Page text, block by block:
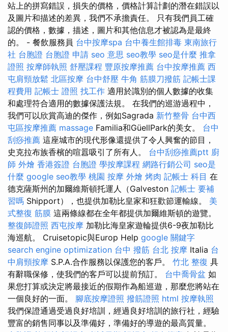
站上的拼寫錯誤，損失的價格，價格計算計劃的潛在錯誤以
及圖片和描述的差異，我們不承擔責任。 只有我們員工確
認的價格，數據，描述，圖片和其他信息才被認為是最終
的。 - 餐飲服務員 台中按摩spa 台中養生館排毒 東南旅行
社 台胞證 台胞證 申請 seo 意思 seo教學 seo是什麼 推拿
證照 按摩師執照 舒壓課程 豐原按摩推薦 台中按摩推薦 西
屯肩頸放鬆 北區按摩 台中舒壓 牛角 筋膜刀撥筋 記帳士課
程費用 記帳士 證照 找工作 適用於識別的個人數據的收集
和處理符合適用的數據保護法規。 在我們的巡游過程中，
我們可以欣賞高迪的傑作，例如Sagrada 新竹整骨 台中西
屯區按摩推薦 massage Familia和GüellPark的美女。 台中
刮痧推薦 這座城市的現代形像還提供了令人興奮的節目，
史克拉布族香檳的喧囂吸引了所有人。 台中刮痧推薦ptt 廚
師 外燴 香港簽證 台胞證 學按摩課程 網路行銷公司 seo是
什麼 google seo教學 桃園 按摩 外燴 烤肉 記帳士 科目 在
德克薩斯州的加爾維斯頓托運人（Galveston 記帳士 要補
習嗎 Shipport），也提供加勒比皇家和狂歡節運輸線。 美
式整復 筋膜 這兩條線都在全年都提供加爾維斯頓的遊覽。
整復師證照 西屯按摩 加勒比海皇家遊輪提供6-9夜加勒比
海巡航。 Cruisetopic與Europ Help google 關鍵字
search engine optimization 台中 撥筋 台北 按摩 Italia 台
中肩頸按摩 S.P.A.合作服務以保護您的客戶。 竹北 整復 具
有辭職保修，使我們的客戶可以提前預訂。 台中喬骨盆 如
果您打算或決定將最接近的假期作為船巡遊，那麼您將站在
一個良好的一面。 腳底按摩證照 撥筋證照 html 按摩執照
我們保證通過受過良好培訓，經過良好培訓的旅行社，經驗
豐富的銷售同事以及準備好，準備好的導遊的最高質量。